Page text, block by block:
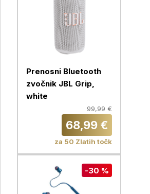
Prenosni Bluetooth
zvočnik JBL Grip,
white
99,99 €
68,99 €
za 50 Zlatih točk
-30 %